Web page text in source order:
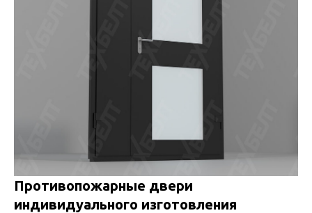
Противопожарные двери
индивидуального изготовления